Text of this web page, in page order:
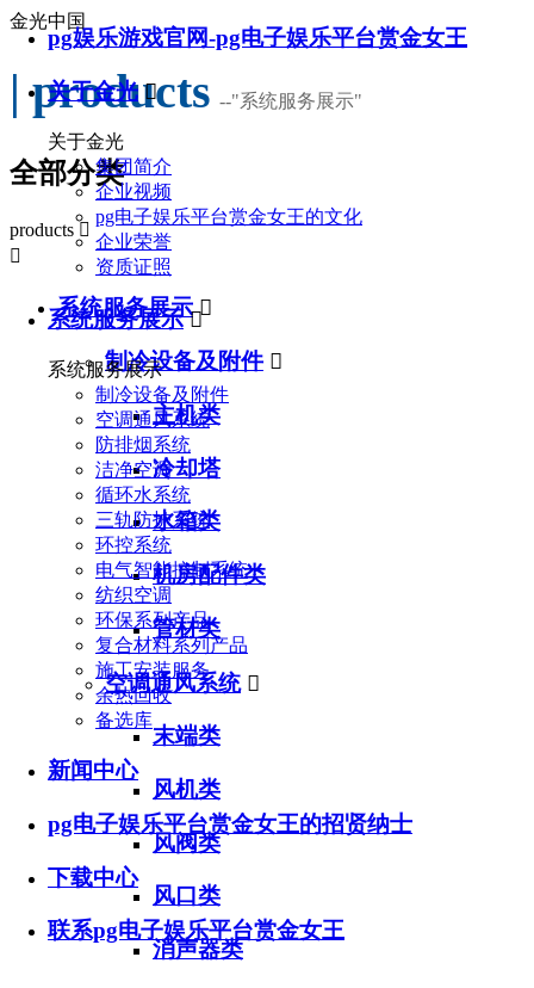
pg娱乐游戏官网-pg电子娱乐平台赏金女王
关于金光 
关于金光
集团简介
企业视频
pg电子娱乐平台赏金女王的文化
企业荣誉
资质证照
系统服务展示 
系统服务展示
制冷设备及附件
空调通风系统
防排烟系统
洁净空调
循环水系统
三轨防护系统
环控系统
电气智能控制系统
纺织空调
环保系列产品
复合材料系列产品
施工安装服务
余热回收
备选库
新闻中心
pg电子娱乐平台赏金女王的招贤纳士
下载中心
联系pg电子娱乐平台赏金女王
金光中国
| products --"系统服务展示"
全部分类
products 

系统服务展示 
制冷设备及附件 
主机类
冷却塔
水箱类
机房配件类
管材类
空调通风系统 
末端类
风机类
风阀类
风口类
消声器类